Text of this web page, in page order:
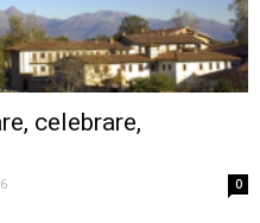
celebrare,
0